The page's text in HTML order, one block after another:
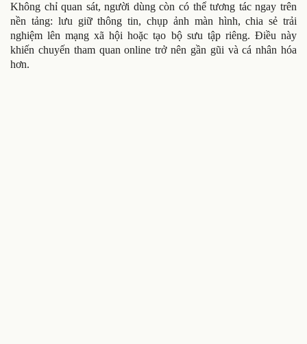
Không chỉ quan sát, người dùng còn có thể tương tác ngay trên
nền tảng: lưu giữ thông tin, chụp ảnh màn hình, chia sẻ trải
nghiệm lên mạng xã hội hoặc tạo bộ sưu tập riêng. Điều này
khiến chuyến tham quan online trở nên gần gũi và cá nhân hóa
hơn.